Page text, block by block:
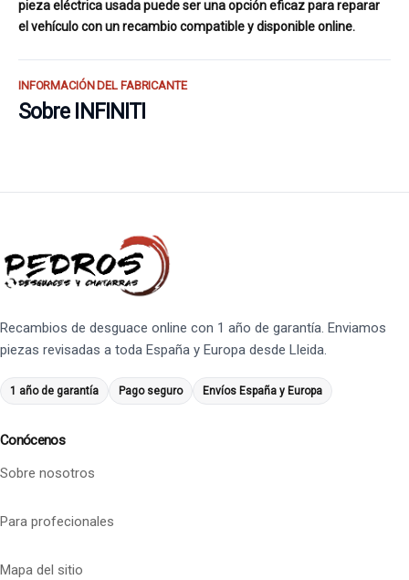
pieza eléctrica usada puede ser una opción eficaz para reparar
el vehículo con un recambio compatible y disponible online.
INFORMACIÓN DEL FABRICANTE
Sobre INFINITI
Recambios de desguace online con 1 año de garantía. Enviamos
piezas revisadas a toda España y Europa desde Lleida.
1 año de garantía Pago seguro Envíos España y Europa
Conócenos
Sobre nosotros
Para profecionales
Mapa del sitio